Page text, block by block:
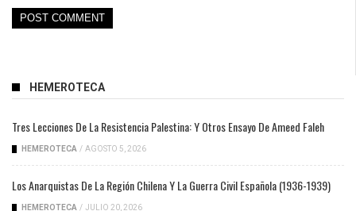
HEMEROTECA
Tres Lecciones De La Resistencia Palestina: Y Otros Ensayo De Ameed Faleh
HEMEROTECA / AGOSTO 5, 2026
Los Anarquistas De La Región Chilena Y La Guerra Civil Española (1936-1939)
HEMEROTECA / JULIO 20, 2026